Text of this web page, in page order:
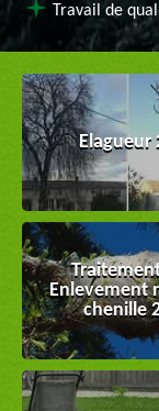
Travail de
Elagueur
Enlevement
chenille